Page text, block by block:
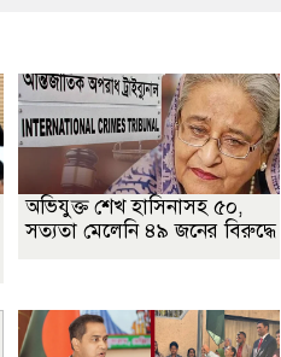
অভিযুক্ত শেখ হাসিনাসহ ৫০,
সত্যতা মেলেনি ৪৯ জনের বিরুদ্ধে